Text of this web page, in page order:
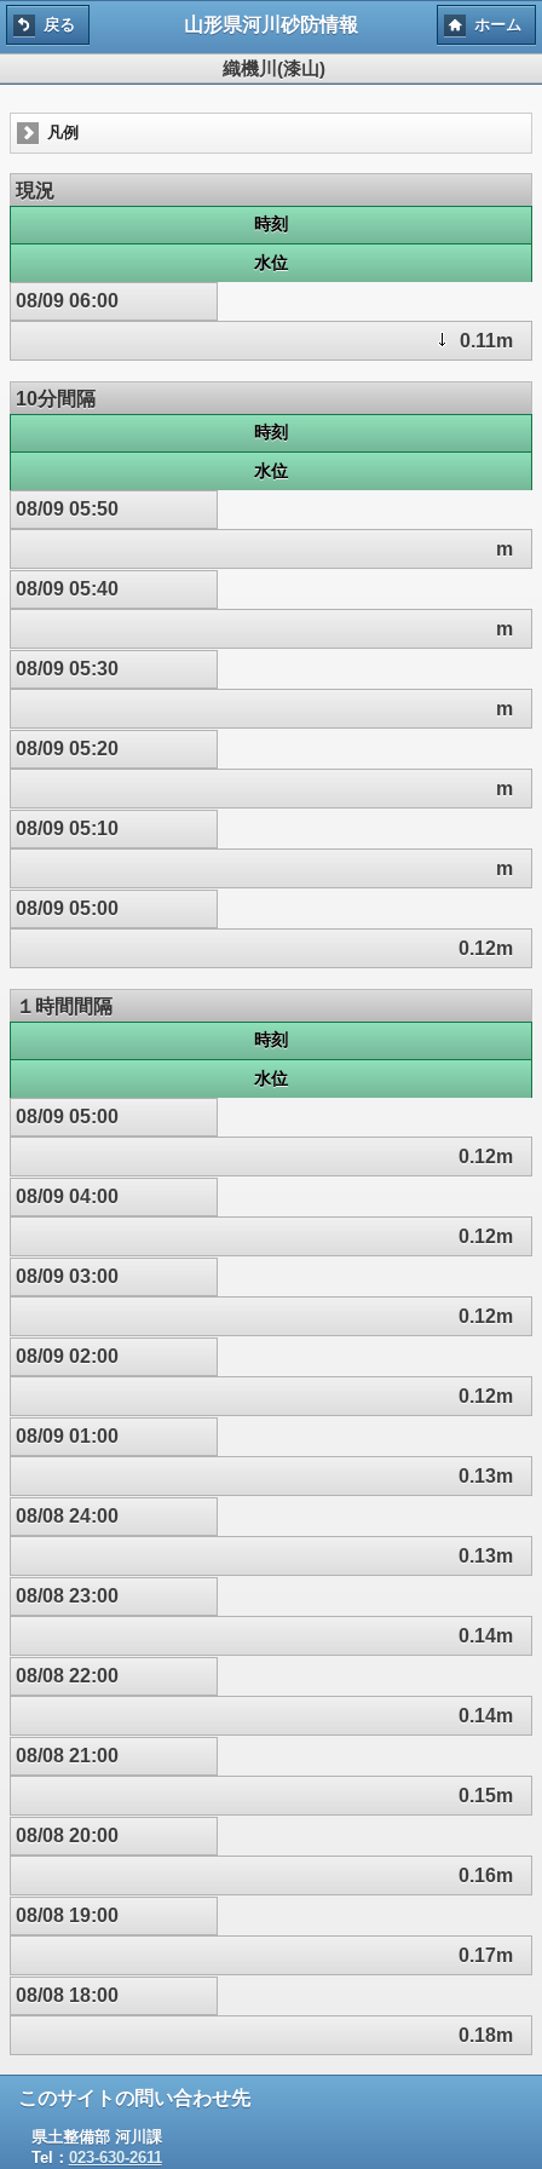
戻る 山形県河川砂防情報 ホーム
織機川(漆山)
凡例
現況
時刻
水位
08/09 06:00
0.11m
10分間隔
時刻
水位
08/09 05:50
m
08/09 05:40
m
08/09 05:30
m
08/09 05:20
m
08/09 05:10
m
08/09 05:00
0.12m
１時間間隔
時刻
水位
08/09 05:00
0.12m
08/09 04:00
0.12m
08/09 03:00
0.12m
08/09 02:00
0.12m
08/09 01:00
0.13m
08/08 24:00
0.13m
08/08 23:00
0.14m
08/08 22:00
0.14m
08/08 21:00
0.15m
08/08 20:00
0.16m
08/08 19:00
0.17m
08/08 18:00
0.18m
このサイトの問い合わせ先
県土整備部 河川課
Tel： 023-630-2611